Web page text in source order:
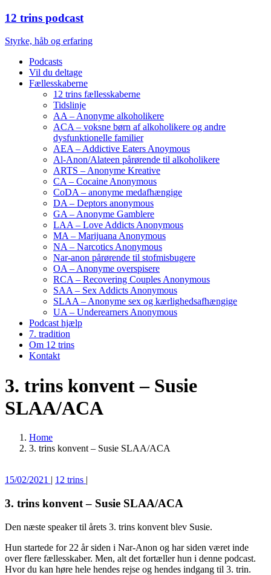
12 trins podcast
Styrke, håb og erfaring
Podcasts
Vil du deltage
Fællesskaberne
12 trins fællesskaberne
Tidslinje
AA – Anonyme alkoholikere
ACA – voksne børn af alkoholikere og andre
dysfunktionelle familier
AEA – Addictive Eaters Anoymous
Al-Anon/Alateen pårørende til alkoholikere
ARTS – Anonyme Kreative
CA – Cocaine Anonymous
CoDA – anonyme medafhængige
DA – Deptors anonymous
GA – Anonyme Gamblere
LAA – Love Addicts Anonymous
MA – Marijuana Anonymous
NA – Narcotics Anonymous
Nar-anon pårørende til stofmisbugere
OA – Anonyme overspisere
RCA – Recovering Couples Anonymous
SAA – Sex Addicts Anonymous
SLAA – Anonyme sex og kærlighedsafhængige
UA – Underearners Anonymous
Podcast hjælp
7. tradition
Om 12 trins
Kontakt
3. trins konvent – Susie
SLAA/ACA
Home
3. trins konvent – Susie SLAA/ACA
15/02/2021 | 12 trins |
3. trins konvent – Susie SLAA/ACA
Den næste speaker til årets 3. trins konvent blev Susie.
Hun startede for 22 år siden i Nar-Anon og har siden været inde
over flere fællesskaber. Men, alt det fortæller hun i denne podcast.
Hvor du kan høre hele hendes rejse og hendes indgang til 3. trin.